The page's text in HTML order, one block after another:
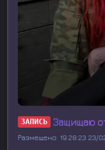
s
e
c
o
ЗАПИСЬ Защищаю
Размещено: 19:28:23 23/